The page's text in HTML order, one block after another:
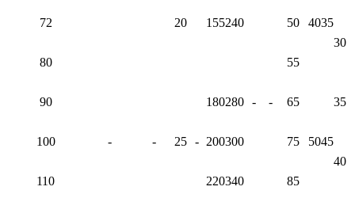
- -
20 4035
72
- - -
155240
50
30
80
55
90
25
180280 65
5045
35
100 200300
75
40
110
220340 85